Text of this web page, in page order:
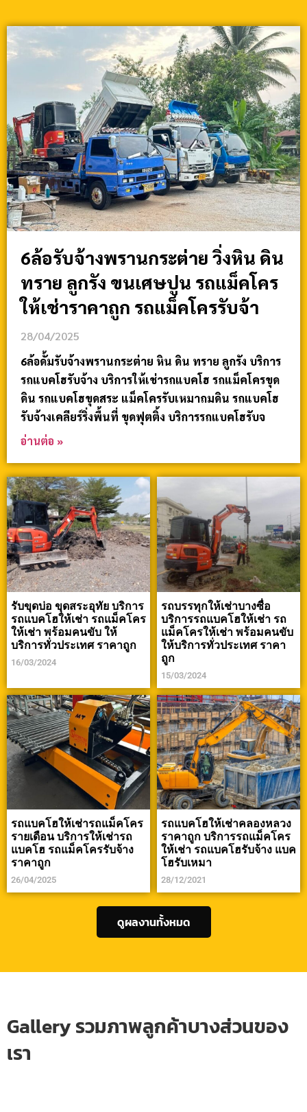
6ล้อรับจ้างพรานกระต่าย วิ่งหิน ดิน
ทราย ลูกรัง ขนเศษปูน รถแม็คโคร
ให้เช่าราคาถูก รถแม็คโครรับจ้า
28/04/2025
6ล้อดั้มรับจ้างพรานกระต่าย หิน ดิน ทราย ลูกรัง บริการ
รถแบคโฮรับจ้าง บริการให้เช่ารถแบคโฮ รถแม็คโครขุด
ดิน รถแบคโฮขุดสระ แม็คโครรับเหมาถมดิน รถแบคโฮ
รับจ้างเคลียร์ริ่งพื้นที่ ขุดฟุตติ้ง บริการรถแบคโฮรับจ
อ่านต่อ »
รับขุดบ่อ ขุดสระอุทัย บริการ
รถแบคโฮให้เช่า รถแม็คโคร
ให้เช่า พร้อมคนขับ ให้
บริการทั่วประเทศ ราคาถูก
16/03/2024
รถบรรทุกให้เช่าบางซื่อ
บริการรถแบคโฮให้เช่า รถ
แม็คโครให้เช่า พร้อมคนขับ
ให้บริการทั่วประเทศ ราคา
ถูก
15/03/2024
รถแบคโฮให้เช่ารถแม็คโคร
รายเดือน บริการให้เช่ารถ
แบคโฮ รถแม็คโครรับจ้าง
ราคาถูก
26/04/2025
รถแบคโฮให้เช่าคลองหลวง
ราคาถูก บริการรถแม็คโคร
ให้เช่า รถแบคโฮรับจ้าง แบค
โฮรับเหมา
28/12/2021
ดูผลงานทั้งหมด
Gallery รวมภาพลูกค้าบางส่วนของ
เรา